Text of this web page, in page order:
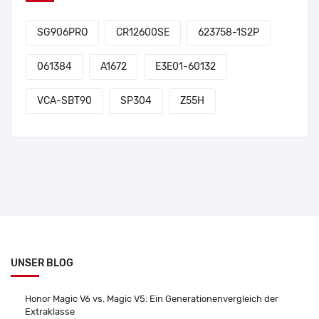
SG906PRO CR12600SE 623758-1S2P
061384 A1672 E3E01-60132
VCA-SBT90 SP304 Z55H
UNSER BLOG
Honor Magic V6 vs. Magic V5: Ein Generationenvergleich der
Extraklasse